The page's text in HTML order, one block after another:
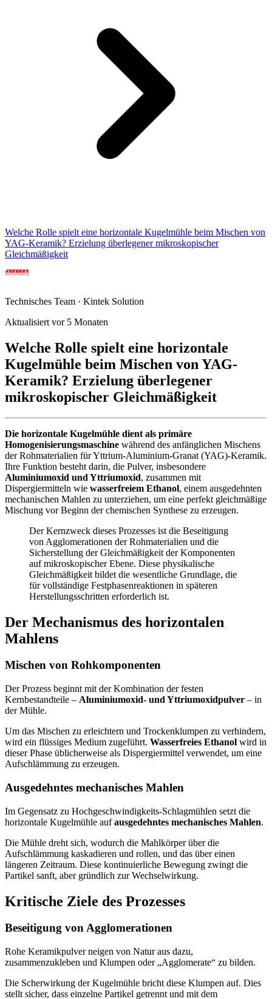
Welche Rolle spielt eine horizontale Kugelmühle beim Mischen von
YAG-Keramik? Erzielung überlegener mikroskopischer
Gleichmäßigkeit
Technisches Team · Kintek Solution
Aktualisiert vor 5 Monaten
Welche Rolle spielt eine horizontale
Kugelmühle beim Mischen von YAG-
Keramik? Erzielung überlegener
mikroskopischer Gleichmäßigkeit
Die horizontale Kugelmühle dient als primäre
Homogenisierungsmaschine während des anfänglichen Mischens
der Rohmaterialien für Yttrium-Aluminium-Granat (YAG)-Keramik.
Ihre Funktion besteht darin, die Pulver, insbesondere
Aluminiumoxid und Yttriumoxid, zusammen mit
Dispergiermitteln wie wasserfreiem Ethanol, einem ausgedehnten
mechanischen Mahlen zu unterziehen, um eine perfekt gleichmäßige
Mischung vor Beginn der chemischen Synthese zu erzeugen.
Der Kernzweck dieses Prozesses ist die Beseitigung
von Agglomerationen der Rohmaterialien und die
Sicherstellung der Gleichmäßigkeit der Komponenten
auf mikroskopischer Ebene. Diese physikalische
Gleichmäßigkeit bildet die wesentliche Grundlage, die
für vollständige Festphasenreaktionen in späteren
Herstellungsschritten erforderlich ist.
Der Mechanismus des horizontalen
Mahlens
Mischen von Rohkomponenten
Der Prozess beginnt mit der Kombination der festen
Kernbestandteile – Aluminiumoxid- und Yttriumoxidpulver – in
der Mühle.
Um das Mischen zu erleichtern und Trockenklumpen zu verhindern,
wird ein flüssiges Medium zugeführt. Wasserfreies Ethanol wird in
dieser Phase üblicherweise als Dispergiermittel verwendet, um eine
Aufschlämmung zu erzeugen.
Ausgedehntes mechanisches Mahlen
Im Gegensatz zu Hochgeschwindigkeits-Schlagmühlen setzt die
horizontale Kugelmühle aufausgedehntes mechanisches Mahlen.
Die Mühle dreht sich, wodurch die Mahlkörper über die
Aufschlämmung kaskadieren und rollen, und das über einen
längeren Zeitraum. Diese kontinuierliche Bewegung zwingt die
Partikel sanft, aber gründlich zur Wechselwirkung.
Kritische Ziele des Prozesses
Beseitigung von Agglomerationen
Rohe Keramikpulver neigen von Natur aus dazu,
zusammenzukleben und Klumpen oder „Agglomerate“ zu bilden.
Die Scherwirkung der Kugelmühle bricht diese Klumpen auf. Dies
stellt sicher, dass einzelne Partikel getrennt und mit dem